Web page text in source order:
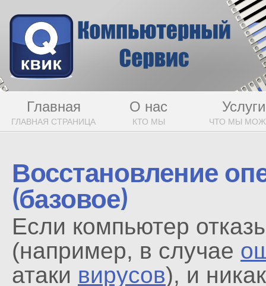
Главная
ГЛАВНАЯ СТРАНИЦА
О нас
КТО МЫ
Услуги
ЧТО МЫ
Восстановление
(базовое)
Если компьютер
(например, в случае
атаки вирусов), и